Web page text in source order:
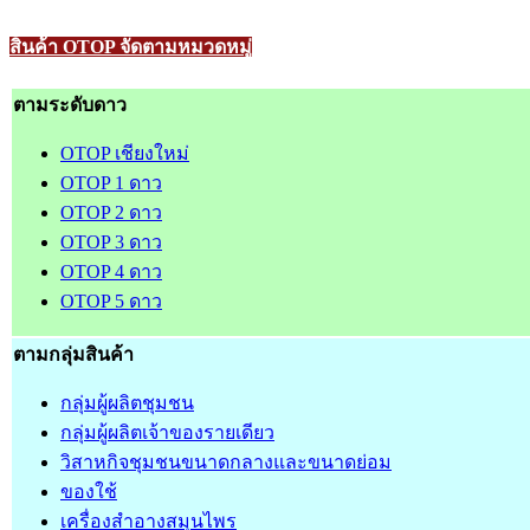
สินค้า OTOP จัดตามหมวดหมู่
ตามระดับดาว
OTOP เชียงใหม่
OTOP 1 ดาว
OTOP 2 ดาว
OTOP 3 ดาว
OTOP 4 ดาว
OTOP 5 ดาว
ตามกลุ่มสินค้า
กลุ่มผู้ผลิตชุมชน
กลุ่มผู้ผลิตเจ้าของรายเดียว
วิสาหกิจชุมชนขนาดกลางและขนาดย่อม
ของใช้
เครื่องสำอางสมุนไพร